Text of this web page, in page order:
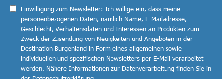
Einwilligung zum Newsletter: Ich willige ein, dass meine
personenbezogenen Daten, nämlich Name, E-Mailadresse,
Geschlecht, Verhaltensdaten und Interessen an Produkten zum
Zweck der Zusendung von Neuigkeiten und Angeboten in der
Destination Burgenland in Form eines allgemeinen sowie
individuellen und spezifischen Newsletters per E-Mail verarbeitet
werden. Nähere Informationen zur Datenverarbeitung finden Sie in